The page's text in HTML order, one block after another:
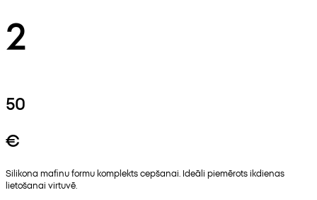
2
50
€
Silikona mafinu formu komplekts cepšanai. Ideāli piemērots ikdienas
lietošanai virtuvē.